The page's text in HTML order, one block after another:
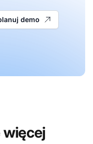
demo
więcej